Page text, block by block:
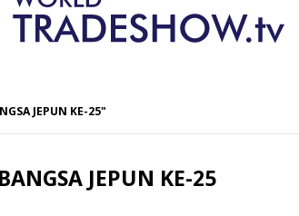
JEPUN KE-25"
JEPUN KE-25